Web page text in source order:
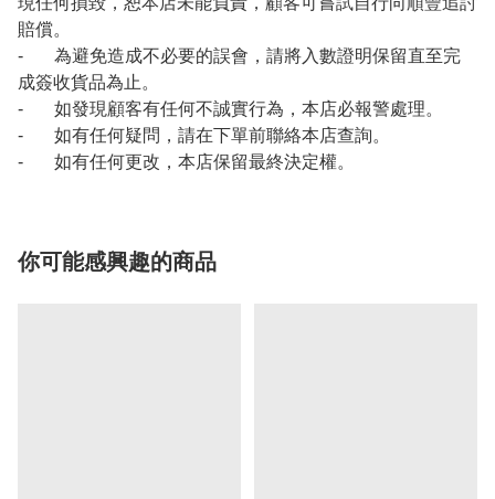
賠償。
- 為避免造成不必要的誤會，請將入數證明保留直至完
成簽收貨品為止。
- 如發現顧客有任何不誠實行為，本店必報警處理。
- 如有任何疑問，請在下單前聯絡本店查詢。
- 如有任何更改，本店保留最終決定權。
你可能感興趣的商品